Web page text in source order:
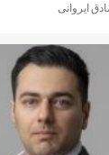
ایروانی